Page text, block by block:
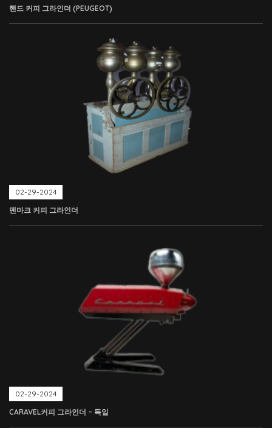
핸드 커피 그라인더 (PEUGEOT)
02-29-2024
덴마크 커피 그라인더
02-29-2024
CARAVEL커피 그라인더 – 독일